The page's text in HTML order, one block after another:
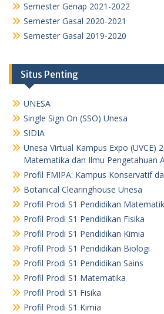
Semester Genap 2021-2022
Semester Gasal 2020-2021
Semester Gasal 2019-2020
Situs Penting
UNESA
Single Sign On (SSO) Unesa
SIDIA
Unesa Virtual Kampus Expo (UVCE)
Matematika dan Ilmu Pengetahuan
Profil FMIPA: Kampus Konservatif
Botanical Clearinghouse Unesa
Profil Prodi S1 Pendidikan
Profil Prodi S1 Pendidikan Fisika
Profil Prodi S1 Pendidikan Kimia
Profil Prodi S1 Pendidikan Biologi
Profil Prodi S1 Pendidikan Sains
Profil Prodi S1 Matematika
Profil Prodi S1 Fisika
Profil Prodi S1 Kimia